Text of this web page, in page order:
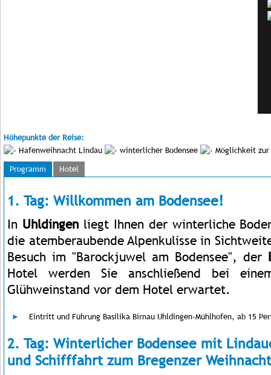
Höhepunkte der Reise:
Hafenweihnacht Lindau
winterlicher Bodensee
Möglichkeit
Programm
Hotel
1. Tag: Willkommen am Bodensee!
In Uhldingenliegt Ihnen der winterliche
die atemberaubende Alpenkulisse in
Besuch im "Barockjuwel am Bodensee", der
Hotel werden Sie anschließend bei
Glühweinstand vor dem Hotel erwartet.
Eintritt und Führung Basilika Birnau Uhldingen-Mühlhofen, ab 15
2. Tag: Winterlicher Bodensee mit
und Schifffahrt zum Bregenzer